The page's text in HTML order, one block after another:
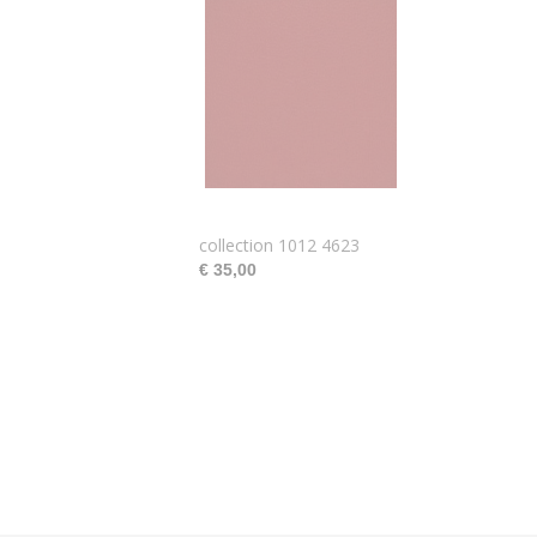
collection 1012 4623
€ 35,00